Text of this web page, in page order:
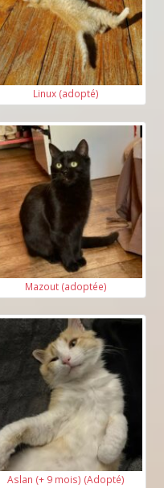
Linux (adopté)
Mazout (adoptée)
Aslan (+ 9 mois) (Adopté)